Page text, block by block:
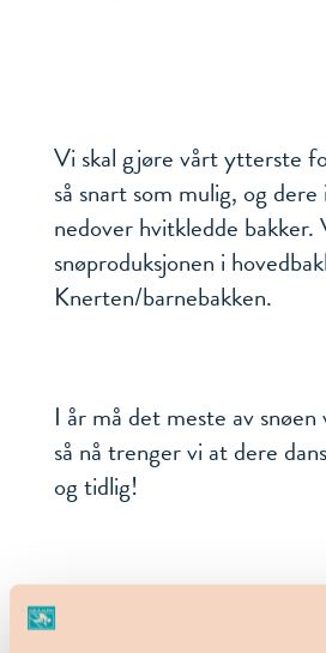
Vi skal gjøre vårt ytterste
så snart som mulig, og
nedover hvitkledde
snøproduksjonen i
Knerten/barnebakken.
I år må det meste av
så nå trenger vi at dere
og tidlig!
Vi kommer tilbake til
utviklingen av det totale